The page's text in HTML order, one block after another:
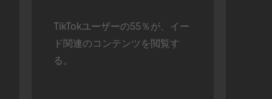
TikTokユーザーの55％が、イー
ド関連のコンテンツを閲覧す
る。